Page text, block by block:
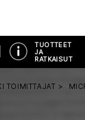
TUOTTEET
JA
RATKAISUT
TOIMITTAJAT